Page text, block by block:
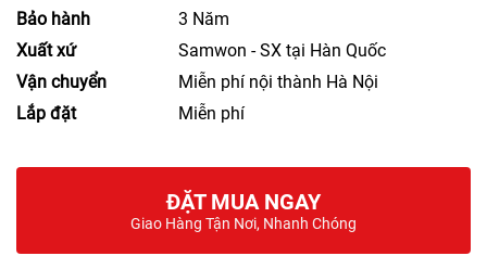
Bảo hành
3 Năm
Xuất xứ
Samwon - SX tại Hàn Quốc
Vận chuyển
Miễn phí nội thành Hà Nội
Lắp đặt
Miễn phí
ĐẶT MUA NGAY
Giao Hàng Tận Nơi, Nhanh Chóng